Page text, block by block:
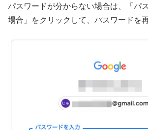
パスワードが分からない場合は、「パ
場合」をクリックして、パスワードを